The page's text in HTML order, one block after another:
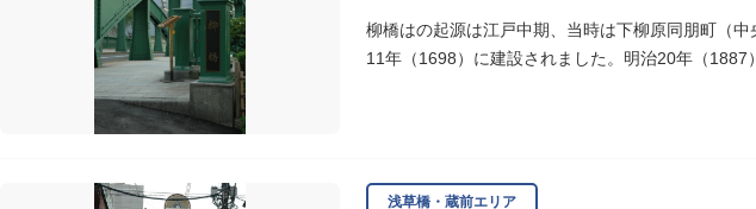
柳橋はの起源は江戸中期、当時は下柳原同朋町（
11年（1698）に建設されました。明治20年（1887
浅草橋・蔵前エリア